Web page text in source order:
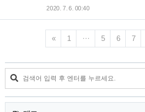
휘하고 있습니다. 세포 속에 가장 많이
물질 중 하나로 글루타치온 효능 으로
화장실을 가기도 합니다. 예전에 혼자
니다. 사실 현대인은 잠을 푹 자고 있지
20~30%정도가 푹 못잔다고 하는데 더
많이 있다고 합니다. 그런데 또 찾아보
있고 그렇더라구요. 사실 페이스북 등
내 주변에서 구할 수 있는 것들과 다른..
2020. 7. 6. 00:40
« 1 ··· 5 6 7